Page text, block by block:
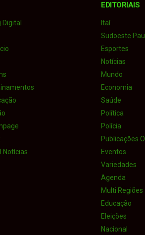
Notícias
EDITORIAIS
Itaí
Sudoeste
Esportes
Notícias
Mundo
Economia
Saúde
Política
Polícia
Publicações
Eventos
Variedades
Agenda
Multi Regiões
Educação
Eleições
Nacional